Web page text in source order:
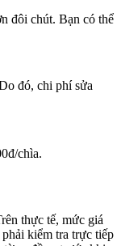
đôi chút. Bạn có thể
đó, chi phí sửa
chìa.
thực tế, mức giá
kiểm tra trực tiếp